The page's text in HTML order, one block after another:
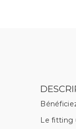
Le fitting